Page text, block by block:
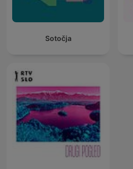
Sotočja